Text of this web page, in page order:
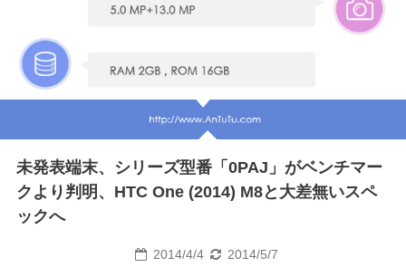
未発表端末、シリーズ型番「0PAJ」がベンチマー
クより判明、HTC One (2014) M8と大差無いスペ
ックへ
2014/4/4 2014/5/7